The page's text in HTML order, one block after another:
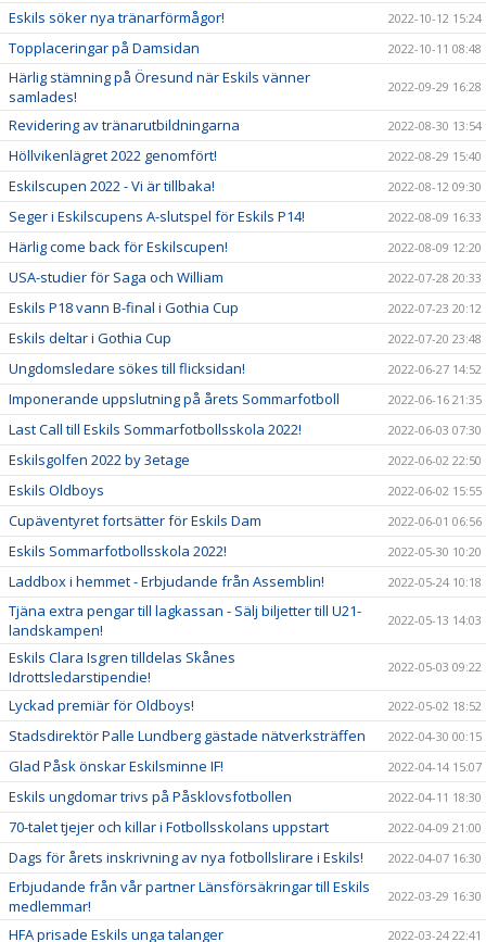
Eskils söker nya tränarförmågor! 2022-10-12 15:24
Topplaceringar på Damsidan 2022-10-11 08:48
Härlig stämning på Öresund när Eskils vänner
samlades!
2022-09-29 16:28
Revidering av tränarutbildningarna 2022-08-30 13:54
Höllvikenlägret 2022 genomfört! 2022-08-29 15:40
Eskilscupen 2022 - Vi är tillbaka! 2022-08-12 09:30
Seger i Eskilscupens A-slutspel för Eskils P14! 2022-08-09 16:33
Härlig come back för Eskilscupen! 2022-08-09 12:20
USA-studier för Saga och William 2022-07-28 20:33
Eskils P18 vann B-final i Gothia Cup 2022-07-23 20:12
Eskils deltar i Gothia Cup 2022-07-20 23:48
Ungdomsledare sökes till flicksidan! 2022-06-27 14:52
Imponerande uppslutning på årets Sommarfotboll 2022-06-16 21:35
Last Call till Eskils Sommarfotbollsskola 2022! 2022-06-03 07:30
Eskilsgolfen 2022 by 3etage 2022-06-02 22:50
Eskils Oldboys 2022-06-02 15:55
Cupäventyret fortsätter för Eskils Dam 2022-06-01 06:56
Eskils Sommarfotbollsskola 2022! 2022-05-30 10:20
Laddbox i hemmet - Erbjudande från Assemblin! 2022-05-24 10:18
Tjäna extra pengar till lagkassan - Sälj biljetter till U21-
landskampen!
2022-05-13 14:03
Eskils Clara Isgren tilldelas Skånes
Idrottsledarstipendie!
2022-05-03 09:22
Lyckad premiär för Oldboys! 2022-05-02 18:52
Stadsdirektör Palle Lundberg gästade nätverksträffen 2022-04-30 00:15
Glad Påsk önskar Eskilsminne IF! 2022-04-14 15:07
Eskils ungdomar trivs på Påsklovsfotbollen 2022-04-11 18:30
70-talet tjejer och killar i Fotbollsskolans uppstart 2022-04-09 21:00
Dags för årets inskrivning av nya fotbollslirare i Eskils! 2022-04-07 16:30
Erbjudande från vår partner Länsförsäkringar till Eskils
medlemmar!
2022-03-29 16:30
HFA prisade Eskils unga talanger 2022-03-24 22:41